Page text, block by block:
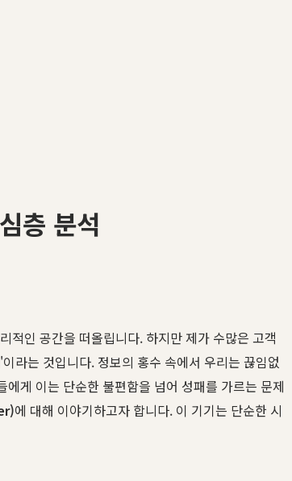
층 분석
적인 공간을 떠올립니다. 하지만 제가 수많은 고객
라는 것입니다. 정보의 홍수 속에서 우리는 끊임없
게 이는 단순한 불편함을 넘어 성패를 가르는 문제
에 대해 이야기하고자 합니다. 이 기기는 단순한 시